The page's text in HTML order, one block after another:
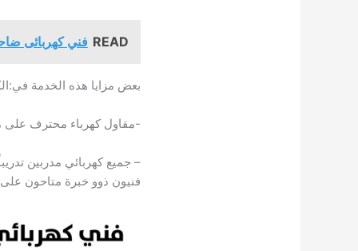
READ فني كهربائى
بعض مزايا هذه الخدمة
-مقاول كهرباء محترف على
– جميع كهربائي مدربين
فنيون ذوو خبرة متاحون